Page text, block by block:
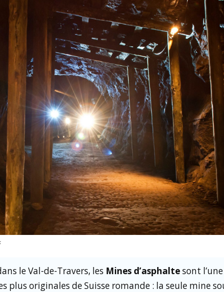
le Val-de-Travers, les Mines d’asphaltesont
plus originales de Suisse romande : la seule mine